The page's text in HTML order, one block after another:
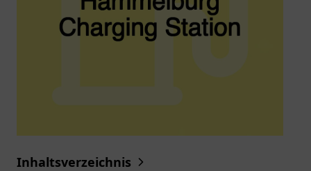
Inhaltsverzeichnis